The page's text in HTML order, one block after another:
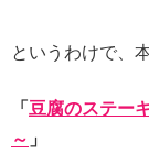
というわけで、
「 豆腐のステー
～ 」